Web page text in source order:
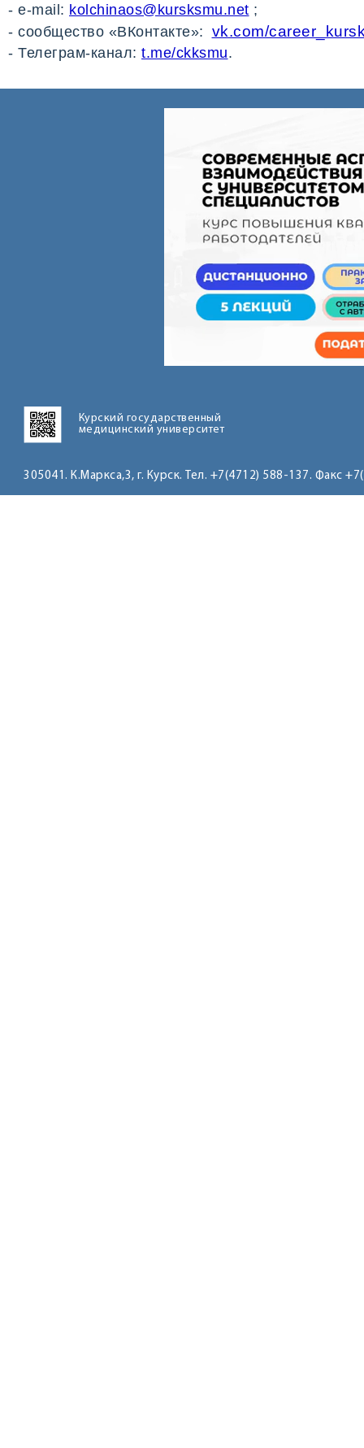
- e-mail: kolchinaos@kursksmu.net ;
- сообщество «ВКонтакте»: vk.com/
- Телеграм-канал: t.me/ckksmu.
Курский государственный
медицинский университет
305041. К.Маркса,3, г. Курск. Тел. +7(4712) 588-137. Факс